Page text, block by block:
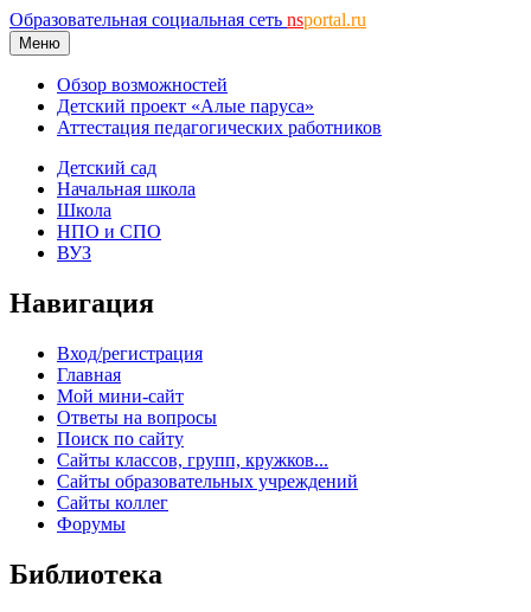
Образовательная социальная сеть nsportal.ru
Меню
Обзор возможностей
Детский проект «Алые паруса»
Аттестация педагогических работников
Детский сад
Начальная школа
Школа
НПО и СПО
ВУЗ
Навигация
Вход/регистрация
Главная
Мой мини-сайт
Ответы на вопросы
Поиск по сайту
Сайты классов, групп, кружков...
Сайты образовательных учреждений
Сайты коллег
Форумы
Библиотека